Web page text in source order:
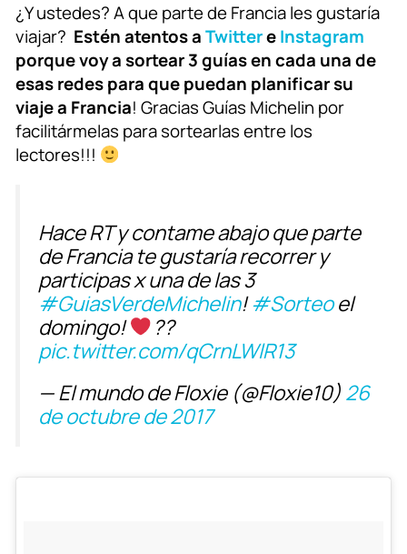
¿Y ustedes? A que parte de Francia les gustaría
viajar? Estén atentos aTwittereInstagram
porque voy a sortear 3 guías en cada una de
esas redes para que puedan planificar su
viaje a Francia! Gracias Guías Michelin por
facilitármelas para sortearlas entre los
lectores!!!
Hace RT y contame abajo que parte
de Francia te gustaría recorrer y
participas x una de las 3
#GuiasVerdeMichelin!#Sorteoel
domingo!
??
pic.twitter.com/qCrnLWlR13
— El mundo de Floxie (@Floxie10)26
de octubre de 2017